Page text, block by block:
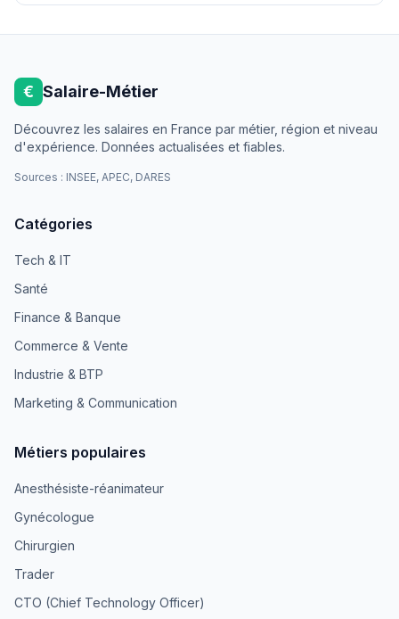
€ Salaire-Métier
Découvrez les salaires en France par métier, région et niveau
d'expérience. Données actualisées et fiables.
Sources : INSEE, APEC, DARES
Catégories
Tech & IT
Santé
Finance & Banque
Commerce & Vente
Industrie & BTP
Marketing & Communication
Métiers populaires
Anesthésiste-réanimateur
Gynécologue
Chirurgien
Trader
CTO (Chief Technology Officer)